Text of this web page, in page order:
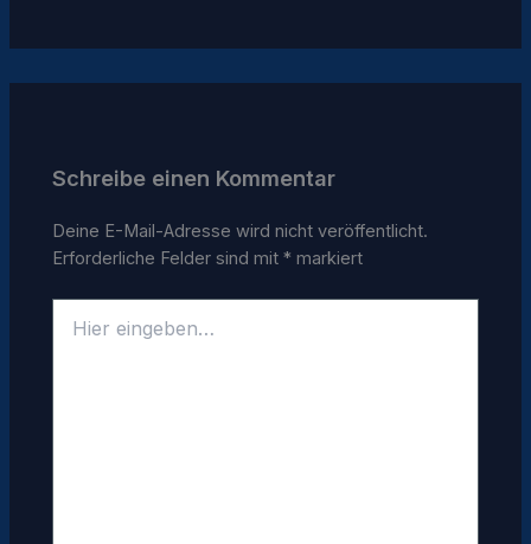
Schreibe einen Kommentar
Deine E-Mail-Adresse wird nicht veröffentlicht.
Erforderliche Felder sind mit* markiert
eingeben…